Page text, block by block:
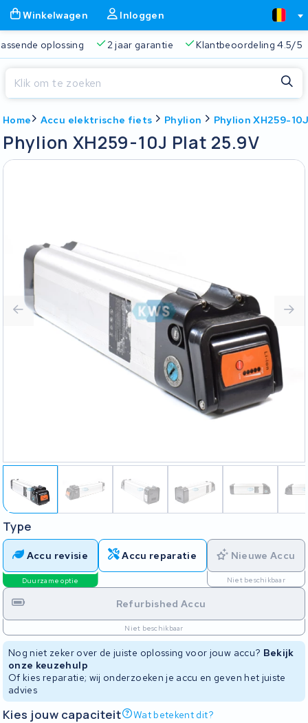
Winkelwagen Inloggen
oplossing 2 jaar garantie Klantbeoordeling 4.5/5
Home Accu elektrische fiets Phylion Phylion XH259-
Phylion XH259-10J Plat 25.9V
Type
Accu revisie
Duurzame optie
Accu reparatie Nieuwe Accu
Niet beschikbaar
Refurbished Accu
Niet beschikbaar
Nog niet zeker over de juiste oplossing voor jouw accu? Bekijk
onze keuzehulp
Of kies reparatie; wij onderzoeken je accu en geven het juiste
advies
Kies jouw capaciteit Wat betekent dit?
Sluiten
Begin te typen in de zoekbalk om te zoeken